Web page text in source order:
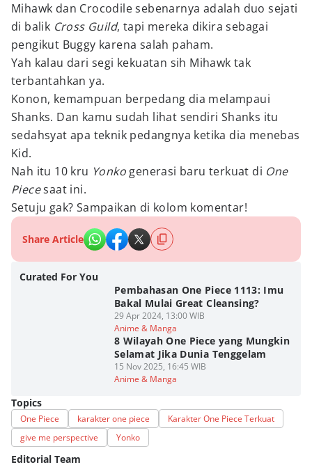
Mihawk dan Crocodile sebenarnya adalah duo sejati
di balik Cross Guild, tapi mereka dikira sebagai
pengikut Buggy karena salah paham.
Yah kalau dari segi kekuatan sih Mihawk tak
terbantahkan ya.
Konon, kemampuan berpedang dia melampaui
Shanks. Dan kamu sudah lihat sendiri Shanks itu
sedahsyat apa teknik pedangnya ketika dia menebas
Kid.
Nah itu 10 kru Yonko generasi baru terkuat di One
Piecesaat ini.
Setuju gak? Sampaikan di kolom komentar!
Share Article
Curated For You
Pembahasan One Piece 1113: Imu
Bakal Mulai Great Cleansing?
29 Apr 2024, 13:00 WIB
Anime & Manga
8 Wilayah One Piece yang Mungkin
Selamat Jika Dunia Tenggelam
15 Nov 2025, 16:45 WIB
Anime & Manga
Topics
One Piece karakter one piece
Karakter One Piece Terkuat
give me perspective
Yonko
Editorial Team